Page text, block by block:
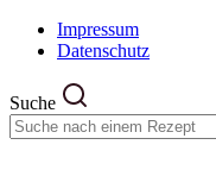
Impressum
Datenschutz
Suche